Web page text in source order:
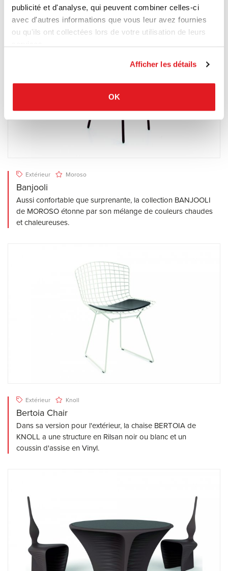
publicité et d'analyse, qui peuvent combiner celles-ci
avec d'autres informations que vous leur avez fournies
ou qu'ils ont collectées lors de votre utilisation de leurs
Afficher les détails
OK
Extérieur Moroso
Banjooli
Aussi confortable que surprenante, la collection BANJOOLI
de MOROSO étonne par son mélange de couleurs chaudes
et chaleureuses.
Extérieur Knoll
Bertoia Chair
Dans sa version pour l'extérieur, la chaise BERTOIA de
KNOLL a une structure en Rilsan noir ou blanc et un
coussin d'assise en Vinyl.